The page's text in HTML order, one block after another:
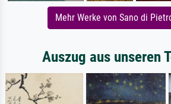
Mehr Werke von Sano di
Auszug aus unseren